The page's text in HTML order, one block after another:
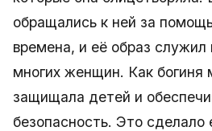
обращались к ней за
времена, и её образ
многих женщин. Как богиня
защищала детей и
безопасность. Это сделало